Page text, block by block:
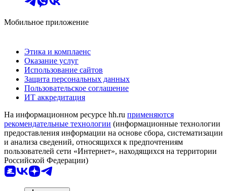
Мобильное приложение
Этика и комплаенс
Оказание услуг
Использование сайтов
Защита персональных данных
Пользовательское соглашение
ИТ аккредитация
На информационном ресурсе hh.ru применяются
рекомендательные технологии (информационные технологии
предоставления информации на основе сбора, систематизации
и анализа сведений, относящихся к предпочтениям
пользователей сети «Интернет», находящихся на территории
Российской Федерации)